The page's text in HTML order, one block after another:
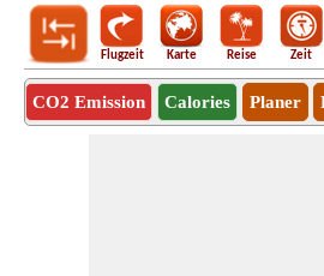
Flugzeit Karte Reise Zeit
CO2 Emission Calories Planer